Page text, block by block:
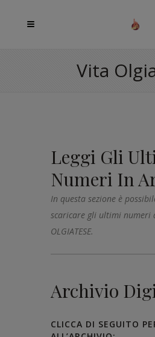
Vita
Leggi Gli
Numeri In
In questa sezione è
scaricare gli ultimi numeri
OLGIATESE.
Archivio
CLICCA DI SEGUITO